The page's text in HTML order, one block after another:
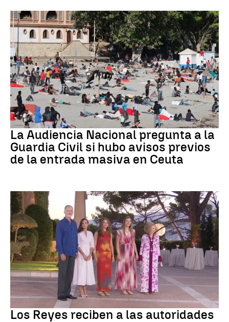
Crisis migratoria
La Audiencia Nacional pregunta a la
Guardia Civil si hubo avisos previos
de la entrada masiva en Ceuta
Los Reyes reciben a las autoridades